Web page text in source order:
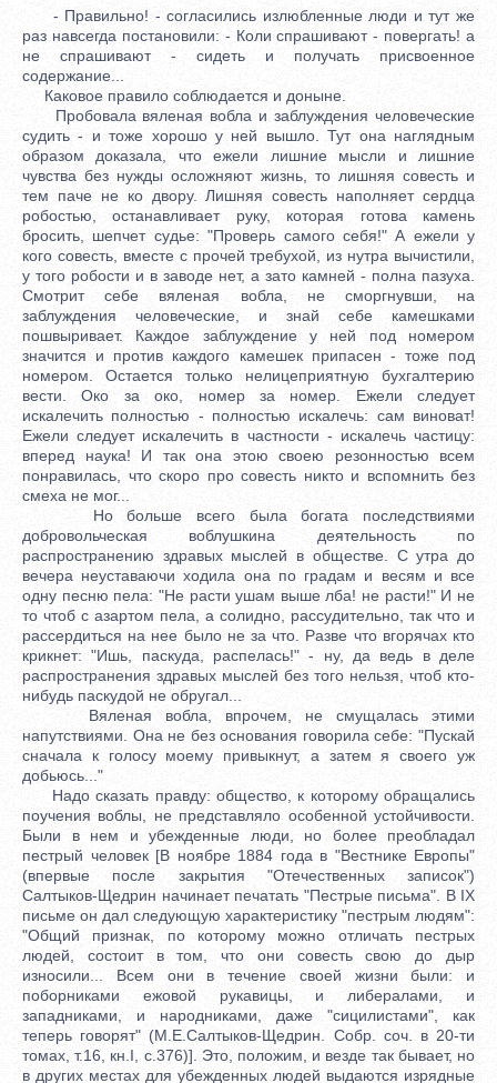
- Правильно! - согласились излюбленные люди и тут же
раз навсегда постановили: - Коли спрашивают - повергать! а
не спрашивают - сидеть и получать присвоенное
содержание...
Каковое правило соблюдается и доныне.
Пробовала вяленая вобла и заблуждения человеческие
судить - и тоже хорошо у ней вышло. Тут она наглядным
образом доказала, что ежели лишние мысли и лишние
чувства без нужды осложняют жизнь, то лишняя совесть и
тем паче не ко двору. Лишняя совесть наполняет сердца
робостью, останавливает руку, которая готова камень
бросить, шепчет судье: "Проверь самого себя!" А ежели у
кого совесть, вместе с прочей требухой, из нутра вычистили,
у того робости и в заводе нет, а зато камней - полна пазуха.
Смотрит себе вяленая вобла, не сморгнувши, на
заблуждения человеческие, и знай себе камешками
пошвыривает. Каждое заблуждение у ней под номером
значится и против каждого камешек припасен - тоже под
номером. Остается только нелицеприятную бухгалтерию
вести. Око за око, номер за номер. Ежели следует
искалечить полностью - полностью искалечь: сам виноват!
Ежели следует искалечить в частности - искалечь частицу:
вперед наука! И так она этою своею резонностью всем
понравилась, что скоро про совесть никто и вспомнить без
смеха не мог...
Но больше всего была богата последствиями
добровольческая воблушкина деятельность по
распространению здравых мыслей в обществе. С утра до
вечера неуставаючи ходила она по градам и весям и все
одну песню пела: "Не расти ушам выше лба! не расти!" И не
то чтоб с азартом пела, а солидно, рассудительно, так что и
рассердиться на нее было не за что. Разве что вгорячах кто
крикнет: "Ишь, паскуда, распелась!" - ну, да ведь в деле
распространения здравых мыслей без того нельзя, чтоб кто-
нибудь паскудой не обругал...
Вяленая вобла, впрочем, не смущалась этими
напутствиями. Она не без основания говорила себе: "Пускай
сначала к голосу моему привыкнут, а затем я своего уж
добьюсь..."
Надо сказать правду: общество, к которому обращались
поучения воблы, не представляло особенной устойчивости.
Были в нем и убежденные люди, но более преобладал
пестрый человек [В ноябре 1884 года в "Вестнике Европы"
(впервые после закрытия "Отечественных записок")
Салтыков-Щедрин начинает печатать "Пестрые письма". В IX
письме он дал следующую характеристику "пестрым людям":
"Общий признак, по которому можно отличать пестрых
людей, состоит в том, что они совесть свою до дыр
износили... Всем они в течение своей жизни были: и
поборниками ежовой рукавицы, и либералами, и
западниками, и народниками, даже "сицилистами", как
теперь говорят" (М.Е.Салтыков-Щедрин. Собр. соч. в 20-ти
томах, т.16, кн.I, с.376)]. Это, положим, и везде так бывает, но
в других местах для убежденных людей выдаются изрядные